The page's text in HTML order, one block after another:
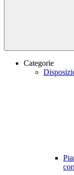
Categorie